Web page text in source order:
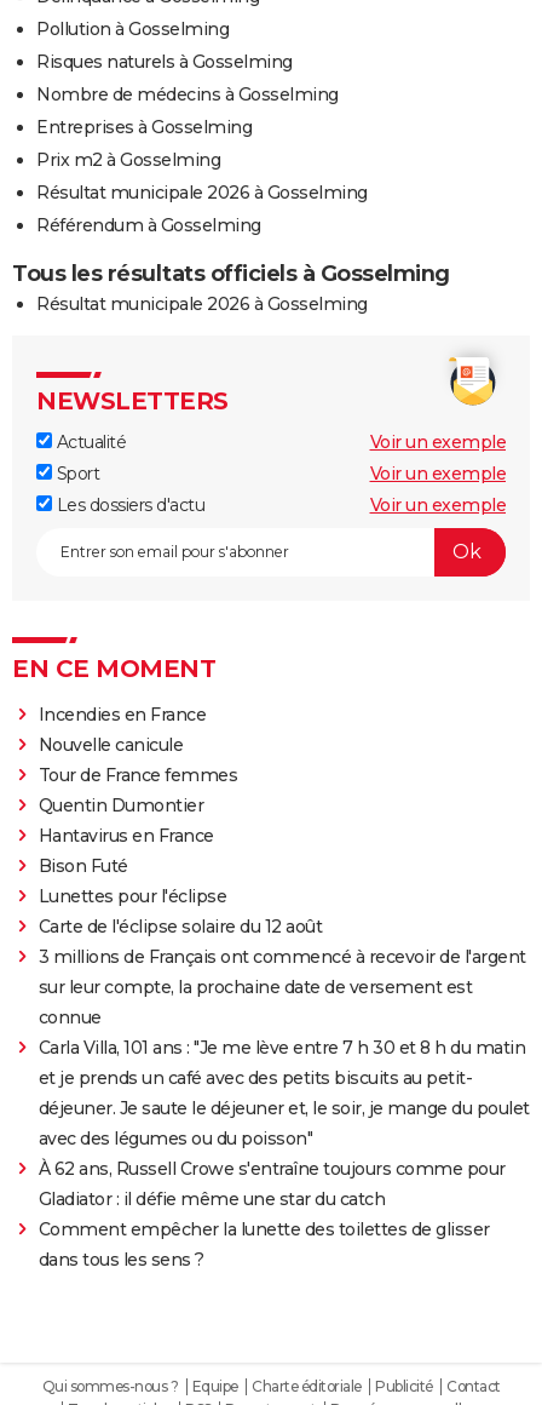
Pollution à Gosselming
Risques naturels à Gosselming
Nombre de médecins à Gosselming
Entreprises à Gosselming
Prix m2 à Gosselming
Résultat municipale 2026 à Gosselming
Référendum à Gosselming
Tous les résultats officiels à Gosselming
Résultat municipale 2026 à Gosselming
NEWSLETTERS
Actualité
Voir un exemple
Sport
Voir un exemple
Les dossiers d'actu
Voir un exemple
EN CE MOMENT
Incendies en France
Nouvelle canicule
Tour de France femmes
Quentin Dumontier
Hantavirus en France
Bison Futé
Lunettes pour l'éclipse
Carte de l'éclipse solaire du 12 août
3 millions de Français ont commencé à recevoir de l'argent
sur leur compte, la prochaine date de versement est
connue
Carla Villa, 101 ans : "Je me lève entre 7 h 30 et 8 h du matin
et je prends un café avec des petits biscuits au petit-
déjeuner. Je saute le déjeuner et, le soir, je mange du poulet
avec des légumes ou du poisson"
À 62 ans, Russell Crowe s'entraîne toujours comme pour
Gladiator : il défie même une star du catch
Comment empêcher la lunette des toilettes de glisser
dans tous les sens ?
Qui sommes-nous ? Equipe Charte éditoriale Publicité
Contact